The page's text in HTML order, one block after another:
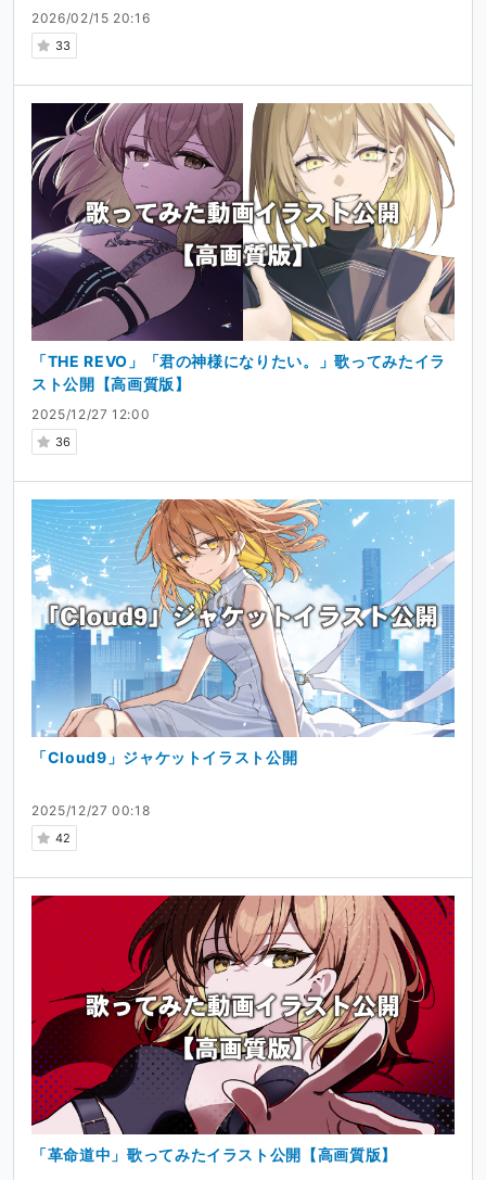
2026/02/15 20:16
33
2025/12/27 12:00
36
「THE REVO」「君の神様になりたい。」歌ってみたイラ
スト公開【高画質版】
2025/12/27 00:18
42
「Cloud9」ジャケットイラスト公開
「革命道中」歌ってみたイラスト公開【高画質版】